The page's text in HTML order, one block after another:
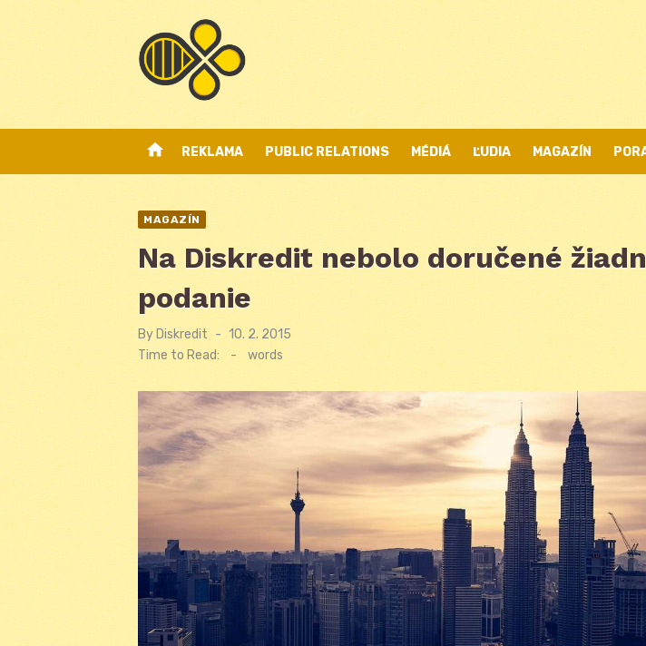
home REKLAMA PUBLIC RELATIONS MÉDIÁ ĽUDIA MAGAZÍN
MAGAZÍN
Na Diskredit nebolo doručené
podanie
By Diskredit
Posted
10. 2. 2015
Time to Read:
- words